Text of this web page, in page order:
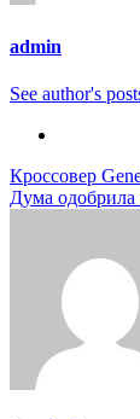
admin
See author's
по
Кроссовер
Дума